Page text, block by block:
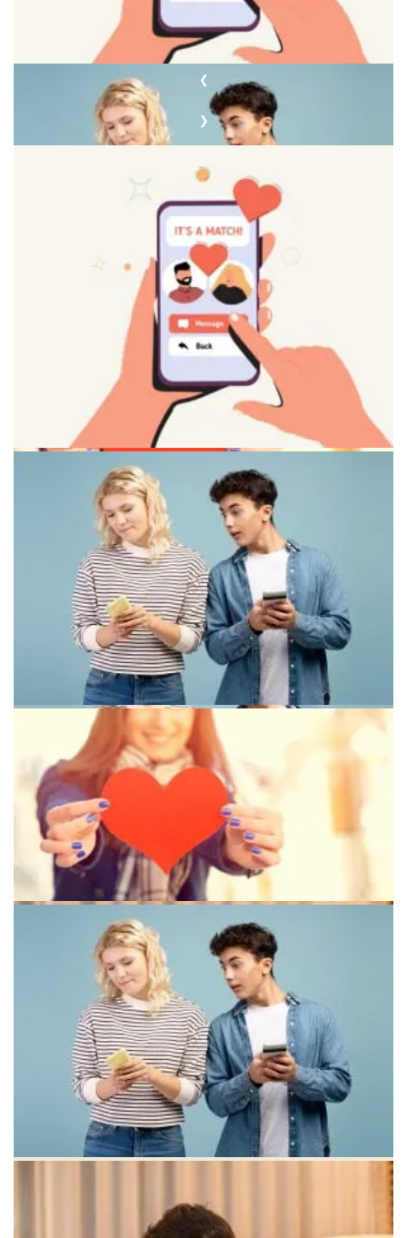
Изображение эмоциональной ясности и целостности
Визуализация гармонии в отношениях
Психотерапевтическая помощь в поиске счастья
Движение вперед после завершения главы жизни
Анализ собственных потребностей в любви
❮
❯